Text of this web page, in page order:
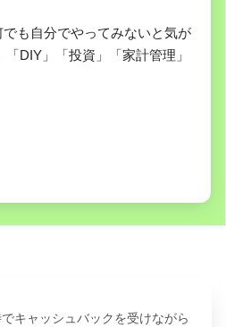
も自分でやってみないと気が
DIY」「投資」「家計管理」
キャッシュバックを受けながら